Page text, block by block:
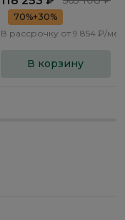
70%+30%
В рассрочку от 9 854 ₽/
В корзину